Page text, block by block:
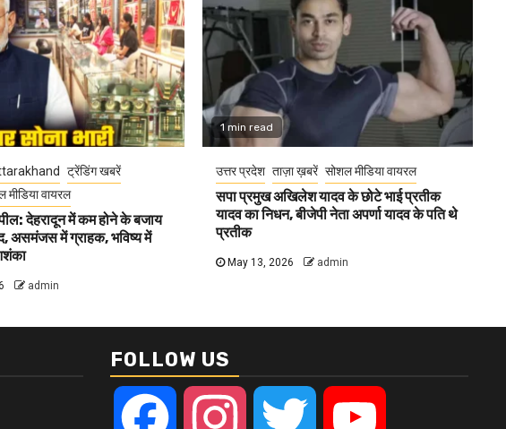
ट्रेंडिंग खबरें
मीडिया वायरल
देहरादून में कम होने के बजाय
असमंजस में ग्राहक, भविष्य में
admin
1 min read
उत्तर प्रदेश ताज़ा ख़बरें सोशल मीडिया वायरल
सपा प्रमुख अखिलेश यादव के छोटे भाई प्रतीक
यादव का निधन, बीजेपी नेता अपर्णा यादव के पति थे
प्रतीक
May 13, 2026 admin
FOLLOW US
Facebook Instagram Twitter